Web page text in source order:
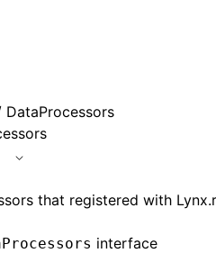
llms.txt, the full
DataProcessors
that registered with
interface